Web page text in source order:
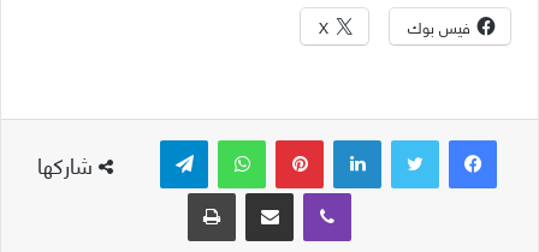
فيس بوك X
شاركها
لينكدإن بينتيريست واتساب
ڤايبر
مشاركة عبر البريد طباعة